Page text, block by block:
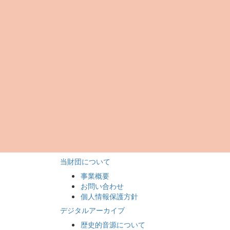
当財団について
事業概要
お問い合わせ
個人情報保護方針
デジタルアーカイブ
歴史的音源について